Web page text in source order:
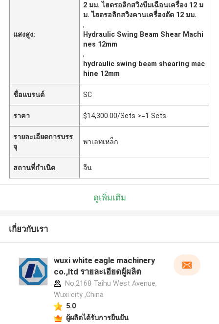
แสงสูง:
2 มม. ไฮดรอลิกสวิงบีมเฉือนเครื่อง 12 ม
ม. ไฮดรอลิกสวิงคานเครื่องตัด 12 มม.
,
Hydraulic Swing Beam Shear Machi
nes 12mm
,
hydraulic swing beam shearing mac
hine 12mm
ชื่อแบรนด์ SC
ราคา $14,300.00/Sets >=1 Sets
รายละเอียดการบรร
จุ
พาเลทเหล็ก
สถานที่กำเนิด จีน
ดูเพิ่มเติม
เกี่ยวกับเรา
wuxi white eagle machinery
co.,ltd รายละเอียดผู้ผลิต
No.2168 Taihu West Avenue,
Wuxi city ,China
5.0
ผู้ผลิตได้รับการยืนยัน